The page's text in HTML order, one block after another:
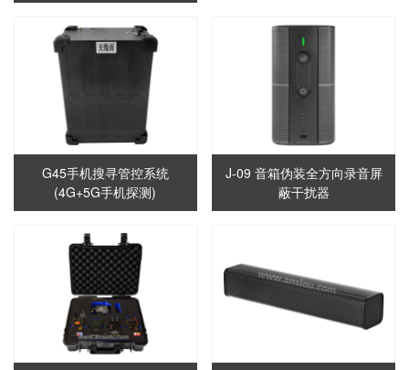
G45手机搜寻管控系统
(4G+5G手机探测)
J-09 音箱伪装全方向录音屏
蔽干扰器